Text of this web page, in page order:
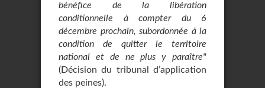
bénéfice de la libération
conditionnelle à compter du 6
décembre prochain, subordonnée à la
condition de quitter le territoire
national et de ne plus y paraître"
(Décision du tribunal d’application
des peines).